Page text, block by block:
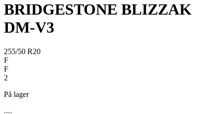
BRIDGESTONE BLIZZAK
DM-V3
255/50 R20
F
F
2
På lager